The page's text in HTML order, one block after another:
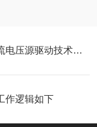
电致发光系统的高精度电流电压源驱动技术解析
作逻辑如下